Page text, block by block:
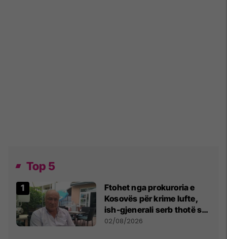
Top 5
Ftohet nga prokuroria e
Kosovës për krime lufte,
ish-gjenerali serb thotë se
dikush e tradhtoi në
02/08/2026